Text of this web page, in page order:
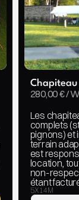
Chapiteau
280,00 € /
Les
complets
pignons) et
terrain
est
location,
non-
étant
5X14M